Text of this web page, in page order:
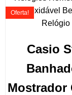
Casio
Mostrador
Oferta!